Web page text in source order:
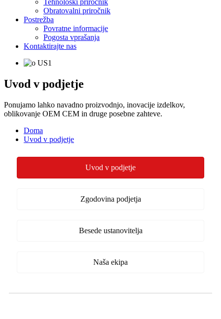
Tehnološki priročnik
Obratovalni priročnik
Postrežba
Povratne informacije
Pogosta vprašanja
Kontaktirajte nas
Uvod v podjetje
Ponujamo lahko navadno proizvodnjo, inovacije izdelkov,
oblikovanje OEM CEM in druge posebne zahteve.
Doma
Uvod v podjetje
Uvod v podjetje
Zgodovina podjetja
Besede ustanovitelja
Naša ekipa